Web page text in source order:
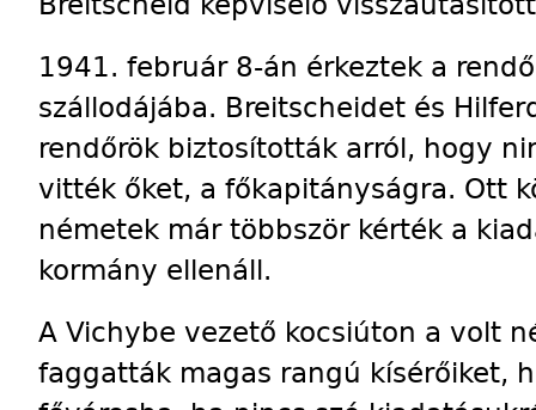
1941. február 8-án érkeztek a
szállodájába. Breitscheidet és
rendőrök biztosították arról, hogy
vitték őket, a főkapitányságra. Ott
németek már többször kérték a
kormány ellenáll.
A Vichybe vezető kocsiúton a volt
faggatták magas rangú kísérőiket,